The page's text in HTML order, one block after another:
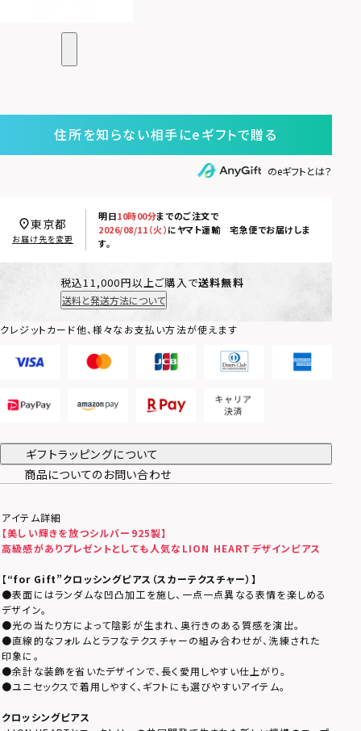
住所を知らない相手にeギフトで贈る
のeギフトとは？
明日10時00分までのご注文で
2026/08/11（火）にヤマト運輸 宅急便でお届けしま
す。
東京都
お届け先を変更
税込11,000円以上ご購入で送料無料
送料と発送方法について
クレジットカード他、様々なお支払い方法が使えます
ギフトラッピングについて
商品についてのお問い合わせ
アイテム詳細
【美しい輝きを放つシルバー925製】
高級感がありプレゼントとしても人気なLION HEARTデザインピアス
【“for Gift”クロッシングピアス（スカーテクスチャー）】
●表面にはランダムな凹凸加工を施し、一点一点異なる表情を楽しめる
デザイン。
●光の当たり方によって陰影が生まれ、奥行きのある質感を演出。
●直線的なフォルムとラフなテクスチャーの組み合わせが、洗練された
印象に。
●余計な装飾を省いたデザインで、長く愛用しやすい仕上がり。
●ユニセックスで着用しやすく、ギフトにも選びやすいアイテム。
クロッシングピアス